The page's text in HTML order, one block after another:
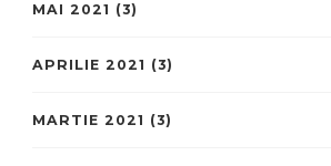
MAI 2021 (3)
APRILIE 2021 (3)
MARTIE 2021 (3)